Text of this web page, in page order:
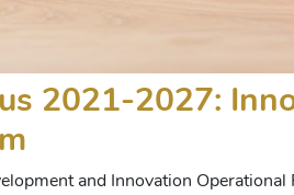
2021-2027:
and Innovation